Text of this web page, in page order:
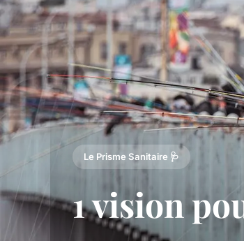
Le Prisme Sanitaire 🩺
1 vision